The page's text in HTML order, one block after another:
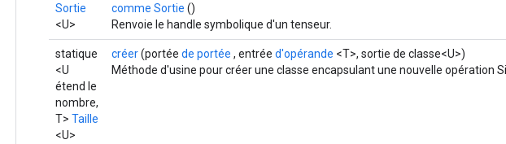
Sortie
<U>
comme Sortie ()
Renvoie le handle symbolique d'un tenseur.
statique
<U
étend le
nombre,
T> Taille
<U>
créer(portée de portée , entrée d'opérande <T>, sortie de classe<U>)
Méthode d'usine pour créer une classe encapsulant une nouvelle opération